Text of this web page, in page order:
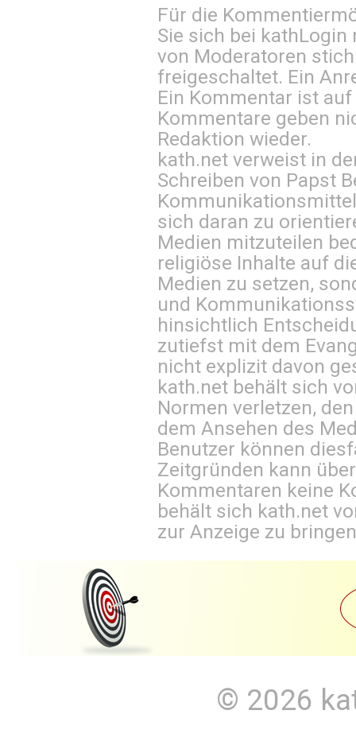
Für die
Sie sich bei kathLogin
von Moderatoren
freigeschaltet. Ein
Ein Kommentar ist
Kommentare geben
Redaktion wieder.
kath.net verweist in
Schreiben von Papst
sich daran zu
Medien mitzuteilen
religiöse Inhalte auf
Medien zu setzen,
und
hinsichtlich
zutiefst mit dem
nicht explizit davon
kath.net behält sich
Normen verletzen,
dem Ansehen des
Benutzer können
Zeitgründen kann
Kommentaren keine
behält sich kath.net
zur Anzeige zu
© 2026